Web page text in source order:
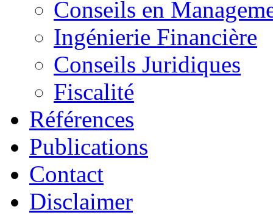
Conseils en
Ingénierie Financière
Conseils Juridiques
Fiscalité
Références
Publications
Contact
Disclaimer